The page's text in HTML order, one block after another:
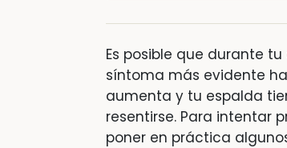
Es posible que durante
síntoma más evidente
aumenta y tu espalda
resentirse. Para intentar
poner en práctica